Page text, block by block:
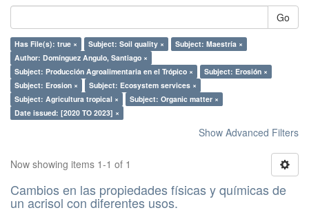
Go
Has File(s): true × Subject: Soil quality ×
Subject: Maestría ×
Author: Domínguez Angulo, Santiago ×
Subject: Producción Agroalimentaria en el Trópico ×
Subject: Erosión ×
Subject: Erosion ×
Subject: Ecosystem services ×
Subject: Agricultura tropical ×
Subject: Organic matter ×
Date issued: [2020 TO 2023] ×
Show Advanced Filters
Now showing items 1-1 of 1
Cambios en las propiedades físicas y químicas de
un acrisol con diferentes usos.